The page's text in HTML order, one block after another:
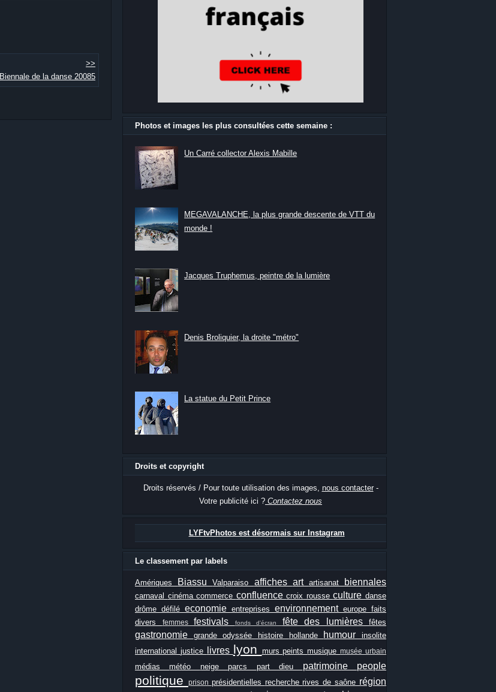
>>
Biennale de la danse 20085
Photos et images les plus consultées cette semaine :
Un Carré collector Alexis Mabille
MEGAVALANCHE, la plus grande descente de VTT du
monde !
Jacques Truphemus, peintre de la lumière
Denis Broliquier, la droite "métro"
La statue du Petit Prince
Droits et copyright
Droits réservés / Pour toute utilisation des images, nous contacter-
Votre publicité ici ? Contactez nous
LYFtvPhotos est désormais sur Instagram
Le classement par labels
Amériques BiassuValparaiso affiches art artisanat biennales
carnaval cinémacommerce confluencecroix rousseculturedanse
drôme défilé economie entreprises environnement europe faits
divers
femmes festivals fonds d'écran fête des lumières fêtes
gastronomie grande odyssée histoire hollande humourinsolite
international justice livres lyon murs peintsmusiquemusée urbain
médiasmétéo neigeparcs part dieu patrimoine people
politique prison présidentielles rechercherives de saône région